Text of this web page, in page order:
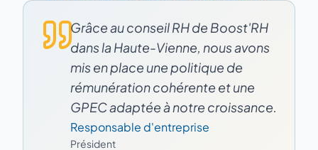
Grâce au conseil RH de Boost'RH
dans la Haute-Vienne, nous avons
mis en place une politique de
rémunération cohérente et une
GPEC adaptée à notre croissance.
Responsable d'entreprise
Président